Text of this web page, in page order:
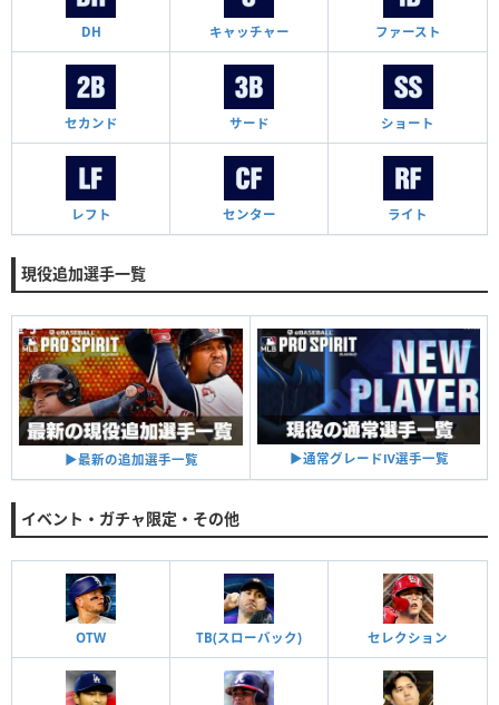
DH キャッチャー ファースト
セカンド サード ショート
レフト センター ライト
現役追加選手一覧
▶︎最新の追加選手一覧 ▶︎通常グレードⅣ選手一覧
イベント・ガチャ限定・その他
OTW TB(スローバック) セレクション